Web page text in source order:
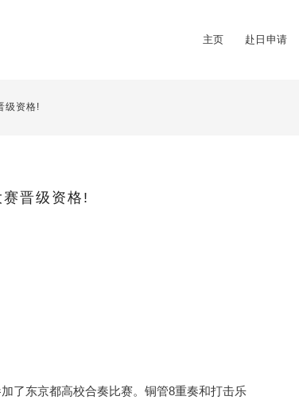
主页 赴日申请
级资格!
晋级资格!
了东京都高校合奏比赛。铜管8重奏和打击乐